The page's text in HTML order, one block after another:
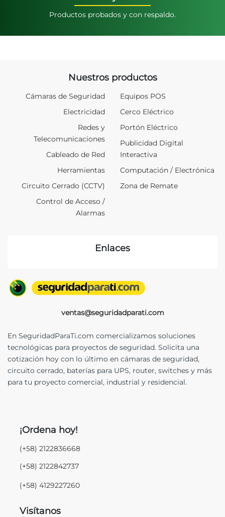
Productos probados y con respaldo.
ventas@seguridadparati.com
En SeguridadParaTi.com comercializamos soluciones
tecnológicas para proyectos de seguridad. Solicita una
cotización hoy con lo último en cámaras de seguridad,
circuito cerrado, baterías para UPS, router, switches y más
para tu proyecto comercial, industrial y residencial.
¡Ordena hoy!
(+58) 2122836668
(+58) 2122842737
(+58) 4129227260
Visítanos
Nuestros productos
Cámaras de Seguridad
Electricidad
Redes y
Telecomunicaciones
Cableado de Red
Herramientas
Circuito Cerrado (CCTV)
Control de Acceso /
Alarmas
Equipos POS
Cerco Eléctrico
Portón Eléctrico
Publicidad Digital
Interactiva
Computación / Electrónica
Zona de Remate
Enlaces